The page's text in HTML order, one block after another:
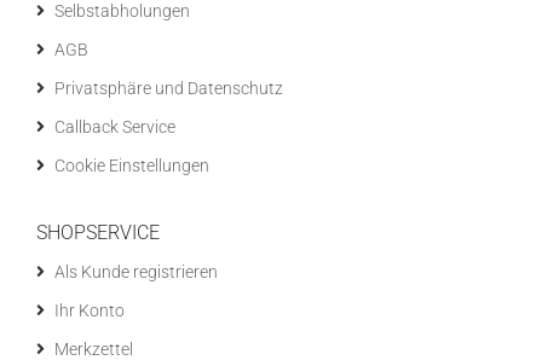
Selbstabholungen
AGB
Privatsphäre und Datenschutz
Callback Service
Cookie Einstellungen
SHOPSERVICE
Als Kunde registrieren
Ihr Konto
Merkzettel